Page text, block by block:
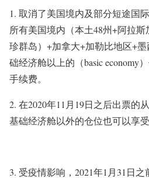
1. 取消了美国境内及部分短途国
所有美国境内（本土48州+阿拉
珍群岛）+加拿大+加勒比地区+
础经济舱以上的（basic economy
手续费。
2. 在2020年11月19日之后出票的
基础经济舱以外的仓位也可以享
3. 受疫情影响， 2021年1月31日之